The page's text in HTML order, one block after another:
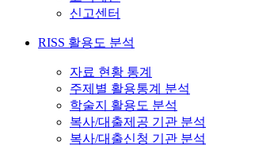
신고센터
RISS 활용도 분석
자료 현황 통계
주제별 활용통계 분석
학술지 활용도 분석
복사/대출제공 기관 분석
복사/대출신청 기관 분석